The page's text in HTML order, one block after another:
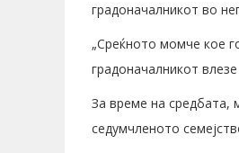
градоначалникот во
„Среќното момче кое
градоначалникот
За време на средбата,
седумчленото